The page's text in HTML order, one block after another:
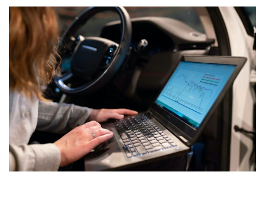
n